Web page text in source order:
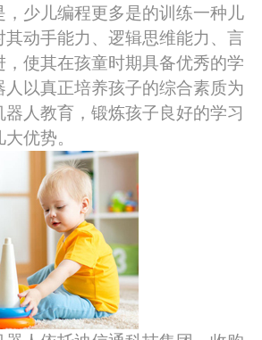
，少儿编程更多是的训练一种儿
动手能力、逻辑思维能力、言
使其在孩童时期具备优秀的学
人以真正培养孩子的综合素质为
器人教育，锻炼孩子良好的学习
优势。